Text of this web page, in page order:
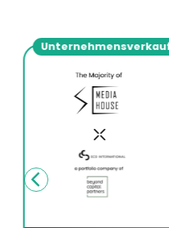
Unternehmensverkauf